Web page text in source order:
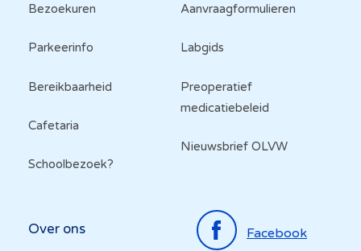
Bezoekuren
Parkeerinfo
Bereikbaarheid
Cafetaria
Schoolbezoek?
Aanvraagformulieren
Labgids
Preoperatief
medicatiebeleid
Nieuwsbrief OLVW
Top
menu
Over ons Facebook